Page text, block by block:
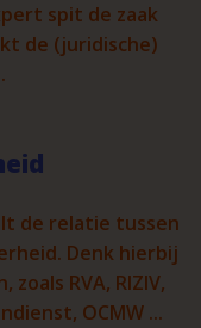
spit de zaak
de (juridische)
de relatie tussen
Denk hierbij
RVA, RIZIV,
OCMW ...